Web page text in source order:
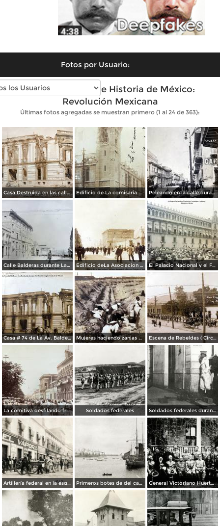
Fotos por Usuario:
Fotos antiguas de Historia de México:
Revolución Mexicana
Últimas fotos agregadas se muestran primero (1 al 24 de 363):
Casa Destruida en las calles de Balderas y Victoria Durante la Decena Trágica (1913) Edificio de La comisaria bombardeado durante La Decena Tragica Ciudad de México Feb-1913. Peleando en la calle durante la captura de Veracruz ( Fechada el 21 y 22 de Abril de 1914 ).
Calle Balderas durante La Decena Trágica Ciudad de México. Edificio deLa Asociacion Cristiana durante La Decena Trágica Ciudad de México. El Palacio Nacional y el Funeral de Venustiano Carranza Ciudad de México.
Casa # 74 de La Av. Balderas bombardeada durante La Decena Trágica Ciudad de México ( Circulada el 20 de Mayo de 1914 ). Mujeres haciendo zanjas de defensa ( Circulada en 1915 ). Escena de Rebeldes ( Circulada el 8 de Diciembre de 1913 ).
La comitiva desfilando frente a palacio Culiacán, Sinaloa. Soldados federales Soldados federales durante la Decena Trágica (1913)
Artillería federal en la esquina de San Juan de Letrán y San Agustín (República de Uruguay) durante la Decena Trágica (1913) Primeros botes de del cañonero U.S.S. Prairie, en tocar tierra durante la invasión estadounidense de 1914 General Victoriano Huerta, acompañado del Gral. Téllez y Gral. Steever